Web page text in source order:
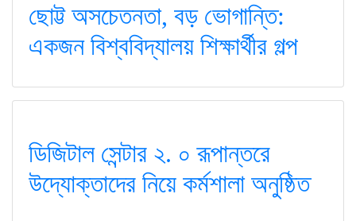
ছোট্ট অসচেতনতা, বড় ভোগান্তি:
একজন বিশ্ববিদ্যালয় শিক্ষার্থীর গল্প
ডিজিটাল সেন্টার ২. ০ রূপান্তরে
উদ্যোক্তাদের নিয়ে কর্মশালা অনুষ্ঠিত